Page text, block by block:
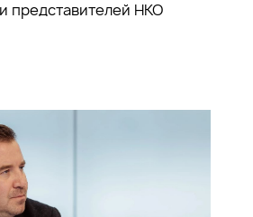
представителей НКО